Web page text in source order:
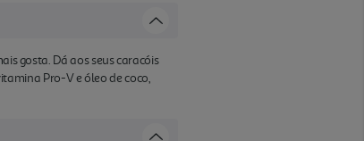
gosta. Dá aos seus caracóis
Pro-V e óleo de coco,